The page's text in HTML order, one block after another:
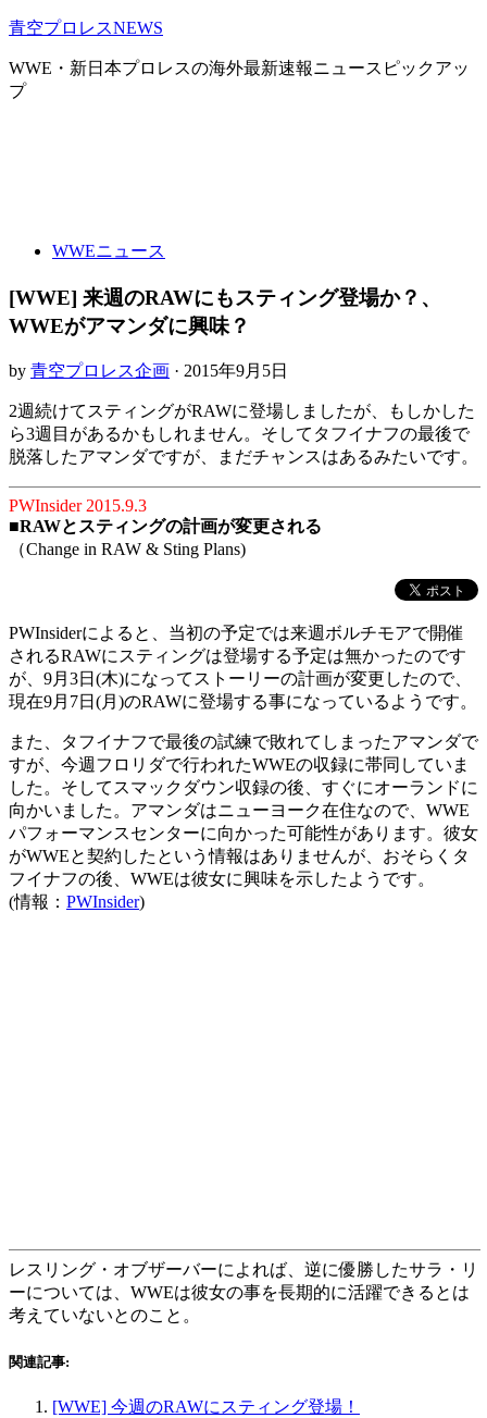
青空プロレスNEWS
WWE・新日本プロレスの海外最新速報ニュースピックアッ
プ
WWEニュース
[WWE] 来週のRAWにもスティング登場か？、
WWEがアマンダに興味？
by 青空プロレス企画 · 2015年9月5日
2週続けてスティングがRAWに登場しましたが、もしかした
ら3週目があるかもしれません。そしてタフイナフの最後で
脱落したアマンダですが、まだチャンスはあるみたいです。
PWInsider 2015.9.3
■RAWとスティングの計画が変更される
（Change in RAW & Sting Plans)
PWInsiderによると、当初の予定では来週ボルチモアで開催
されるRAWにスティングは登場する予定は無かったのです
が、9月3日(木)になってストーリーの計画が変更したので、
現在9月7日(月)のRAWに登場する事になっているようです。
また、タフイナフで最後の試練で敗れてしまったアマンダで
すが、今週フロリダで行われたWWEの収録に帯同していま
した。そしてスマックダウン収録の後、すぐにオーランドに
向かいました。アマンダはニューヨーク在住なので、WWE
パフォーマンスセンターに向かった可能性があります。彼女
がWWEと契約したという情報はありませんが、おそらくタ
フイナフの後、WWEは彼女に興味を示したようです。
(情報： PWInsider)
レスリング・オブザーバーによれば、逆に優勝したサラ・リ
ーについては、WWEは彼女の事を長期的に活躍できるとは
考えていないとのこと。
関連記事:
[WWE] 今週のRAWにスティング登場！